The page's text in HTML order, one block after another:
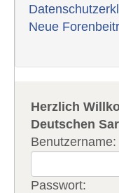
Neue
Herzlich
Deutschen
Benutzername:
Passwort: